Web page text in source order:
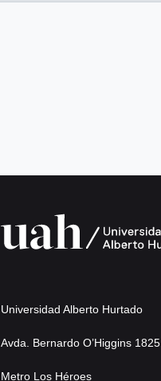
Universidad Alberto Hurtado
Avda. Bernardo O’Higgins 1825
Metro Los Héroes